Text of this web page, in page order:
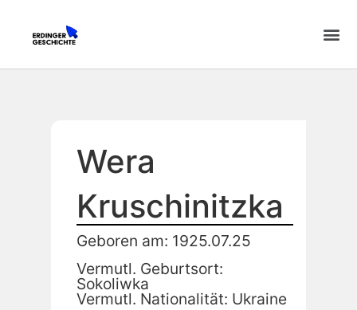
Wera
Kruschinitzka
Geboren am: 1925.07.25
Vermutl. Geburtsort:
Sokoliwka
Vermutl. Nationalität: Ukraine